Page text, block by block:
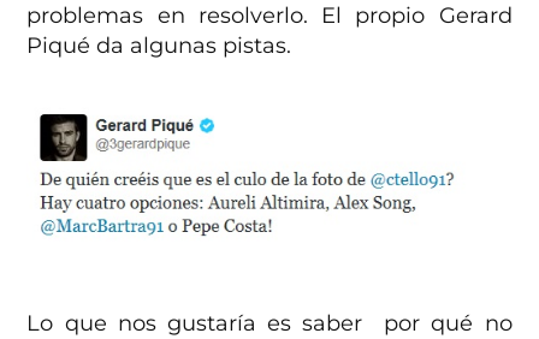
problemas en resolverlo. El propio Gerard
Piqué da algunas pistas.
Lo que nos gustaría es saber por qué no